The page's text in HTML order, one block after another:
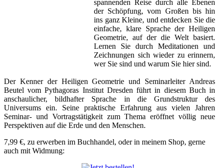
spannenden Reise durch alle Ebenen
der Schöpfung, vom Großen bis hin
ins ganz Kleine, und entdecken Sie die
einfache, klare Sprache der Heiligen
Geometrie, auf der die Welt basiert.
Lernen Sie durch Meditationen und
Zeichnungen sich wieder zu erinnern,
wer Sie sind und warum Sie hier sind.
Der Kenner der Heiligen Geometrie und Seminarleiter Andreas
Beutel vom Pythagoras Institut Dresden führt in diesem Buch in
anschaulicher, bildhafter Sprache in die Grundstruktur des
Universums ein. Seine praktische Erfahrung aus vielen Jahren
Seminar- und Vortragstätigkeit zum Thema eröffnet völlig neue
Perspektiven auf die Erde und den Menschen.
7,99 €, zu erwerben im Buchhandel, oder in meinem Shop, gerne
auch mit Widmung: